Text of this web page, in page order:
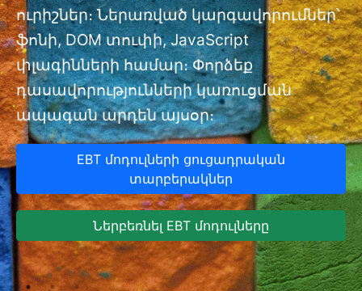
ուրիշներ։ Ներառված կարգավորումներ՝
ֆոնի, DOM տուփի, JavaScript
փլագինների համար։ Փորձեք
դասավորությունների կառուցման
ապագան արդեն այսօր։
EBT մոդուլների ցուցադրական
տարբերակներ
Ներբեռնել EBT մոդուլները